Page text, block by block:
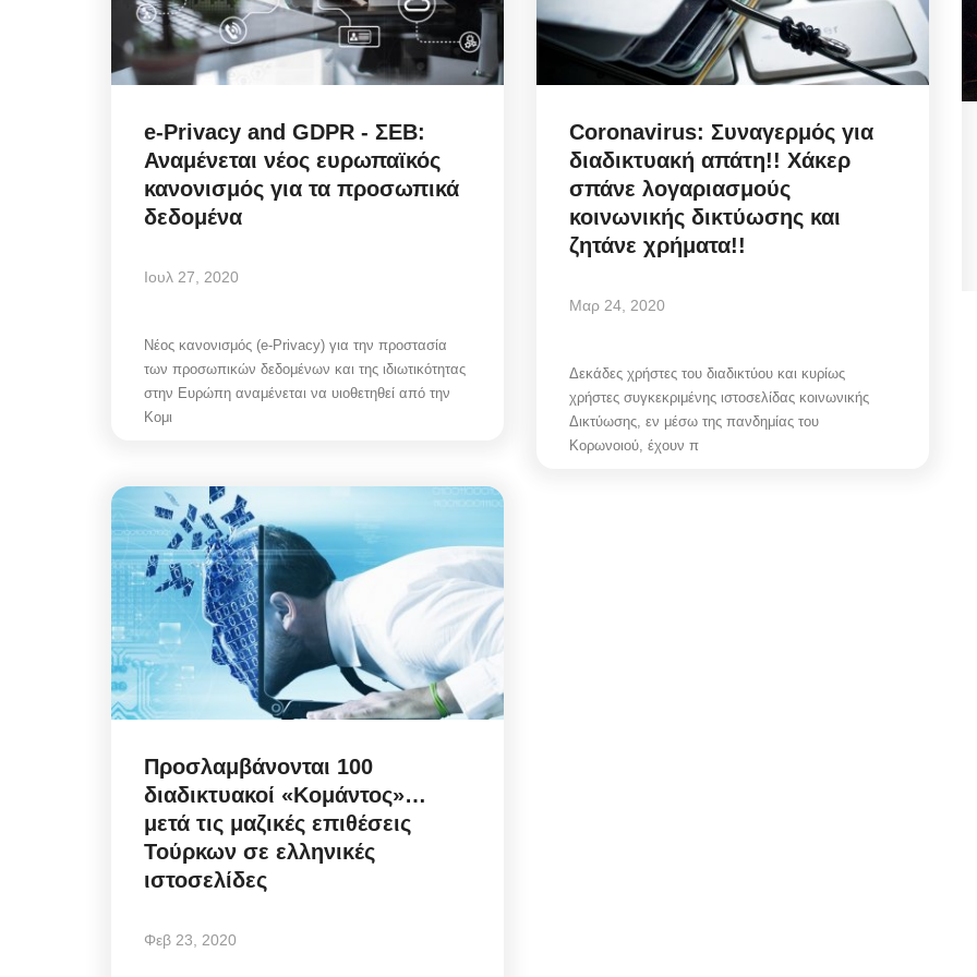
e-Privacy and GDPR - ΣΕΒ:
Αναμένεται νέος ευρωπαϊκός
κανονισμός για τα προσωπικά
δεδομένα
Ιουλ 27, 2020
Νέος κανονισμός (e-Privacy) για την προστασία
των προσωπικών δεδομένων και της ιδιωτικότητας
στην Ευρώπη αναμένεται να υιοθετηθεί από την
Κομι
Coronavirus: Συναγερμός για
διαδικτυακή απάτη!! Χάκερ
σπάνε λογαριασμούς
κοινωνικής δικτύωσης και
ζητάνε χρήματα!!
Μαρ 24, 2020
Δεκάδες χρήστες του διαδικτύου και κυρίως
χρήστες συγκεκριμένης ιστοσελίδας κοινωνικής
Δικτύωσης, εν μέσω της πανδημίας του
Κορωνοιού, έχουν π
Προσλαμβάνονται 100
διαδικτυακοί «Κομάντος»…
μετά τις μαζικές επιθέσεις
Τούρκων σε ελληνικές
ιστοσελίδες
Φεβ 23, 2020
Infrastructure Resilience: Πώς
η στρατηγική της ΔΕΥΑΜ
μετατρέπει...
αντλιοστάσιο Αλευκάνδρας σε υπόδειγμα...
Municipal Council Mykonos: Η
κομβική ανασυγκρότηση
Διοικήσεων...